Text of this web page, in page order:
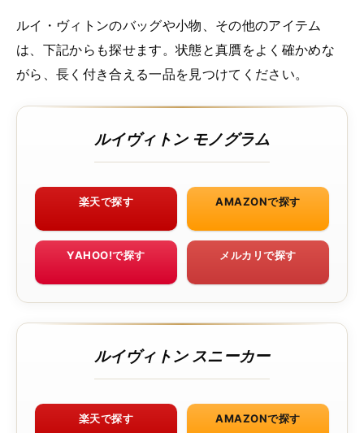
ルイ・ヴィトンのバッグや小物、その他のアイテム
は、下記からも探せます。状態と真贋をよく確かめな
がら、長く付き合える一品を見つけてください。
ルイヴィトン モノグラム
楽天で探す AMAZONで探す
YAHOO!で探す メルカリで探す
ルイヴィトン スニーカー
楽天で探す AMAZONで探す